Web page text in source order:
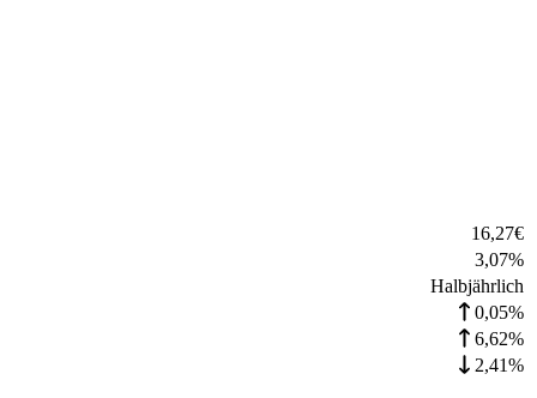
16,27€
3,07%
Halbjährlich
0,05%
6,62%
2,41%